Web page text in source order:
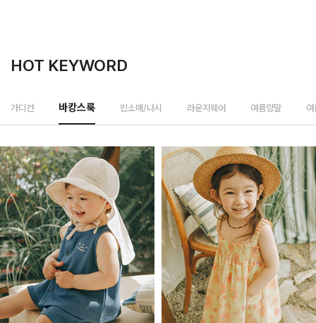
HOT KEYWORD
가디건 바캉스룩 민소매/나시 라운지웨어 여름양말